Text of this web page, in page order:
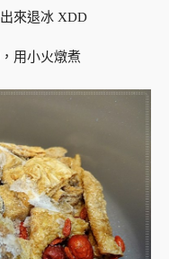
來退冰 XDD
用小火燉煮